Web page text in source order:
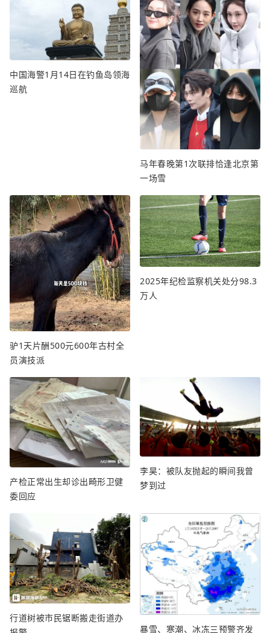
中国海警1月14日在钓鱼岛领海
巡航
马年春晚第1次联排恰逢北京第
一场雪
驴1天片酬500元600年古村全
员演技派
2025年纪检监察机关处分98.3
万人
产检正常出生却诊出畸形卫健
委回应
李昊：被队友抛起的瞬间我曾
梦到过
行道树被市民锯断搬走街道办
暴雪、寒潮、冰冻三预警齐发